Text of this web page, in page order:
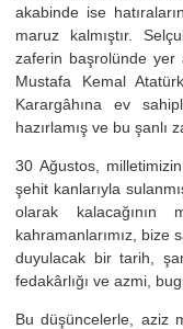
akabinde ise
maruz kalmıştır.
zaferin başrolünde yer
Mustafa Kemal
Karargâhına ev
hazırlamış ve bu şanlı
30 Ağustos,
şehit kanlarıyla
olarak
kahramanlarımız, bize
duyulacak bir tarih,
fedakârlığı ve azmi,
Bu düşüncelerle, aziz